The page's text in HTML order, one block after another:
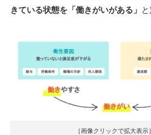
きている状態を「働きがいがある」
［画像クリックで拡大表示］